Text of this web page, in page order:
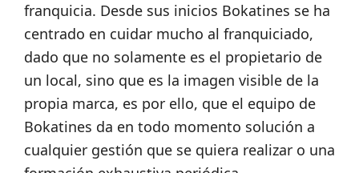
franquicia. Desde sus inicios Bokatines se ha
centrado en cuidar mucho al franquiciado,
dado que no solamente es el propietario de
un local, sino que es la imagen visible de la
propia marca, es por ello, que el equipo de
Bokatines da en todo momento solución a
cualquier gestión que se quiera realizar o una